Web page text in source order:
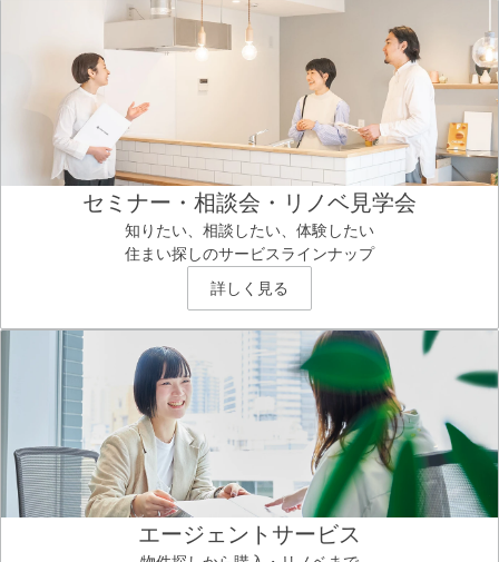
セミナー・相談会・リノベ見学会
知りたい、相談したい、体験したい
住まい探しのサービスラインナップ
詳しく見る
エージェントサービス